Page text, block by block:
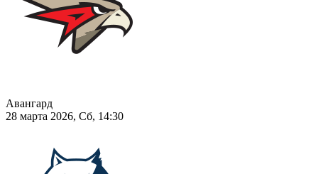
Авангард
28 марта 2026, Сб, 14:30